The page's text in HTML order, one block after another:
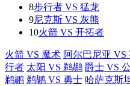
8步行者 VS 猛龙
9尼克斯 VS 灰熊
10火箭 VS 开拓者
火箭 VS 魔术 阿尔巴尼亚 VS
行者 太阳 VS 鹈鹕 爵士 VS
鹈鹕 鹈鹕 VS 勇士 哈萨克斯